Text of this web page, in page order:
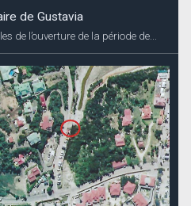
de Gustavia
de l’ouverture de la période de...